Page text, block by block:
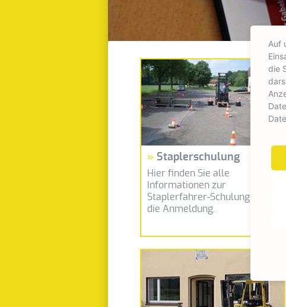
Staplerschulung
Hier finden Sie alle
Informationen zur
Staplerfahrer-Schulung und
die Anmeldung.
Auf
die